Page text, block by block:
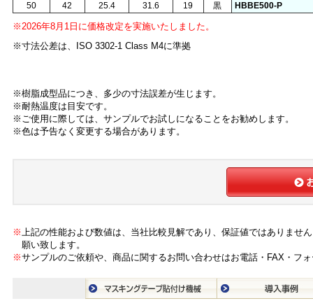
50
42 25.4 31.6 19 黒 HBBE500-P
※2026年8月1日に価格改定を実施いたしました。
※寸法公差は、ISO 3302-1 Class M4に準拠
※樹脂成型品につき、多少の寸法誤差が生じます。
※耐熱温度は目安です。
※ご使用に際しては、サンプルでお試しになることをお勧めします。
※色は予告なく変更する場合があります。
※上記の性能および数値は、当社比較見解であり、保証値ではありませ
願い致します。
※サンプルのご依頼や、商品に関するお問い合わせはお電話・FAX・フ